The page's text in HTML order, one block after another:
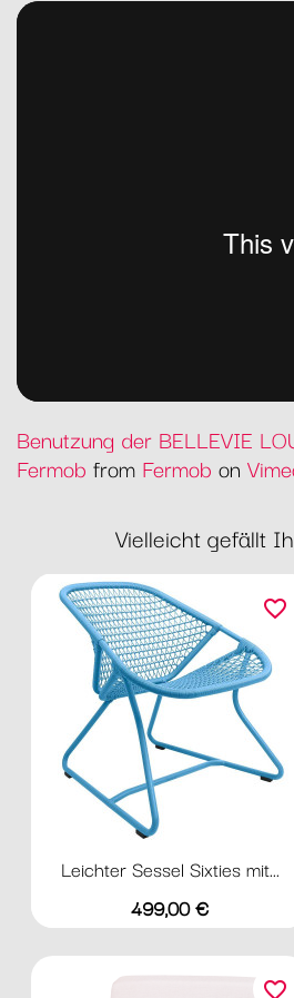
Benutzung der BELLEVIE
Fermob from Fermob on
Vielleicht gefällt
Leichter Sessel Sixties mit...
Preis
499,00 €
favorite_border
favorite_border